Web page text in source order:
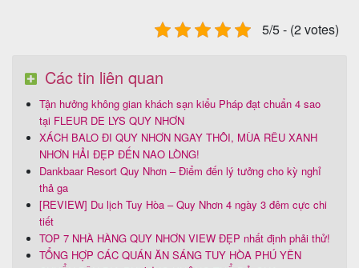
5/5 - (2 votes)
Các tin liên quan
Tận hưởng không gian khách sạn kiểu Pháp đạt chuẩn 4 sao
tại FLEUR DE LYS QUY NHƠN
XÁCH BALO ĐI QUY NHƠN NGAY THÔI, MÙA RÊU XANH
NHƠN HẢI ĐẸP ĐẾN NAO LÒNG!
Dankbaar Resort Quy Nhơn – Điểm đến lý tưởng cho kỳ nghỉ
thả ga
[REVIEW] Du lịch Tuy Hòa – Quy Nhơn 4 ngày 3 đêm cực chi
tiết
TOP 7 NHÀ HÀNG QUY NHƠN VIEW ĐẸP nhất định phải thử!
TỔNG HỢP CÁC QUÁN ĂN SÁNG TUY HÒA PHÚ YÊN